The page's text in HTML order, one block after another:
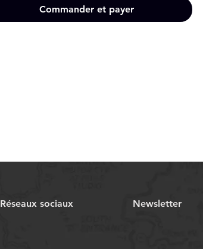
Commander et payer
Réseaux sociaux Newsletter